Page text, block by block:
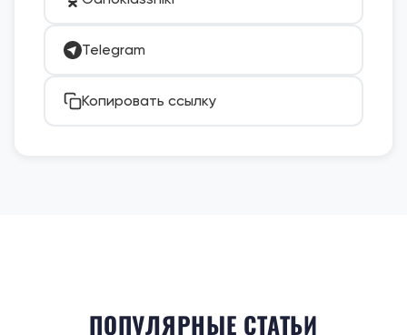
Telegram
Копировать ссылку
ПОПУЛЯРНЫЕ СТАТЬИ